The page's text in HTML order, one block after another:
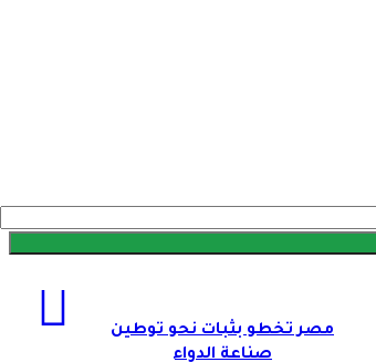
مصر تخطو بثبات نحو توطين
صناعة الدواء